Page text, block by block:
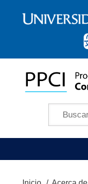
Búscar